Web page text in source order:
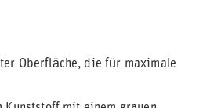
Oberfläche, die für maximale